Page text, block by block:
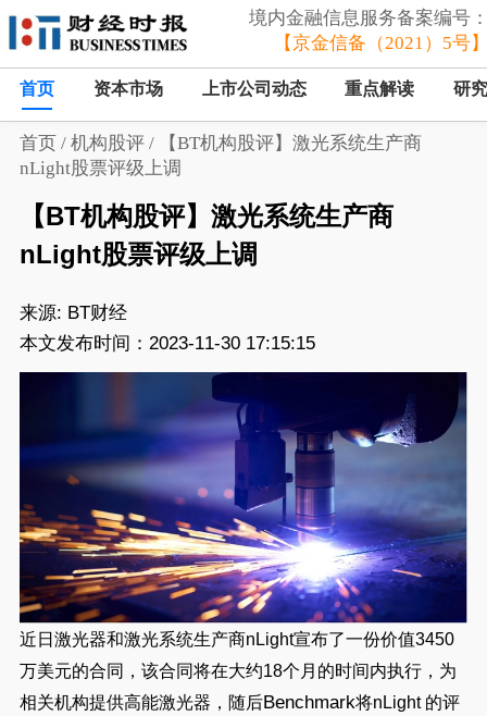
境内金融信息服务备案编号
【京金信备（2021）5号
首页 资本市场 上市公司动态 重点解读 研
首页/ 机构股评/
【BT机构股评】激光系统生产商
nLight股票评级上调
【BT机构股评】激光系统生产商
nLight股票评级上调
来源: BT财经
本文发布时间：2023-11-30 17:15:15
近日激光器和激光系统生产商nLight宣布了一份价值3450
万美元的合同，该合同将在大约18个月的时间内执行，为
相关机构提供高能激光器，随后Benchmark将nLight 的评